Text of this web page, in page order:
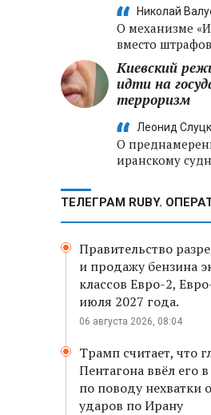
Николай
О механизме
вместо
Киевский
идти на
терроризм
Леонид
О
иранскому
ТЕЛЕГРАМ RUBY.
Правительство
и продажу бензина
классов Евро-2,
июля 2027 года.
06 августа 2026, 08:04
Трамп считает, что
Пентагона ввёл его
по поводу нехватки
ударов по Ирану